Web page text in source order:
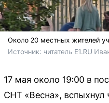
Около 20 местных жителей
Источник: читатель E1.RU
17 мая около 19:00 в
СНТ «Весна»,